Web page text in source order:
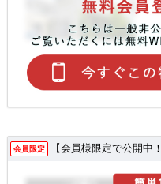
会員限定 【会員様限定で公開中！